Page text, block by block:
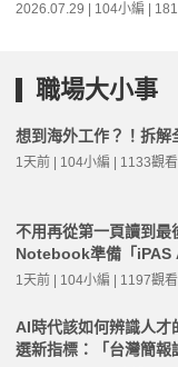
2026.07.29 | 104小編 |
職場大小事
想到海外工作？！拆解
1天前 | 104小編 | 1133觀
不用再從第一頁讀到
Notebook準備「iPAS
1天前 | 104小編 | 1197觀
AI時代該如何辨識人才
選新指標：「台灣簡報